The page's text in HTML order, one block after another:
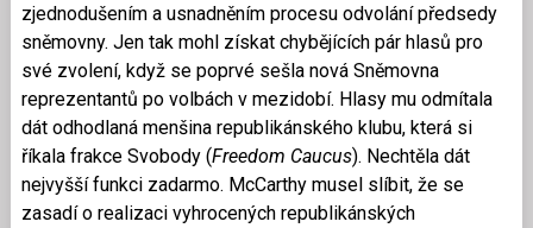
zjednodušením a usnadněním procesu odvolání předsedy
sněmovny. Jen tak mohl získat chybějících pár hlasů pro
své zvolení, když se poprvé sešla nová Sněmovna
reprezentantů po volbách v mezidobí. Hlasy mu odmítala
dát odhodlaná menšina republikánského klubu, která si
říkala frakce Svobody (Freedom Caucus). Nechtěla dát
nejvyšší funkci zadarmo. McCarthy musel slíbit, že se
zasadí o realizaci vyhrocených republikánských